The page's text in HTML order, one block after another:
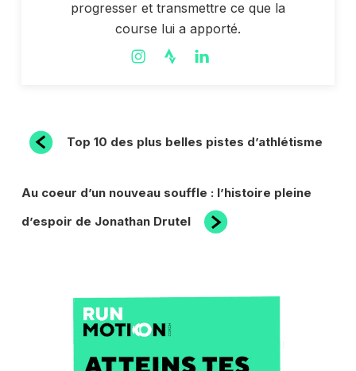
progresser et transmettre ce que la
course lui a apporté.
NAVIGATION
L’ARTICLE
Article
précédent
Top 10 des plus belles pistes d’athlétisme
Article
suivant
Au coeur d’un nouveau souffle : l’histoire pleine
d’espoir de Jonathan Drutel